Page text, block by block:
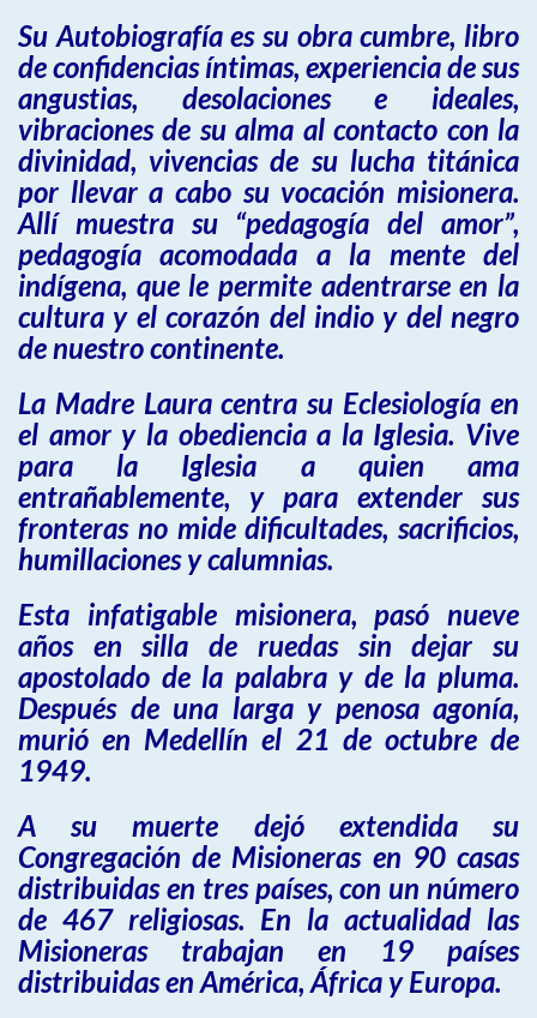
Su Autobiografía es su obra cumbre, libro
de confidencias íntimas, experiencia de sus
angustias, desolaciones e ideales,
vibraciones de su alma al contacto con la
divinidad, vivencias de su lucha titánica
por llevar a cabo su vocación misionera.
Allí muestra su “pedagogía del amor”,
pedagogía acomodada a la mente del
indígena, que le permite adentrarse en la
cultura y el corazón del indio y del negro
de nuestro continente.
La Madre Laura centra su Eclesiología en
el amor y la obediencia a la Iglesia. Vive
para la Iglesia a quien ama
entrañablemente, y para extender sus
fronteras no mide dificultades, sacrificios,
humillaciones y calumnias.
Esta infatigable misionera, pasó nueve
años en silla de ruedas sin dejar su
apostolado de la palabra y de la pluma.
Después de una larga y penosa agonía,
murió en Medellín el 21 de octubre de
1949.
A su muerte dejó extendida su
Congregación de Misioneras en 90 casas
distribuidas en tres países, con un número
de 467 religiosas. En la actualidad las
Misioneras trabajan en 19 países
distribuidas en América, África y Europa.